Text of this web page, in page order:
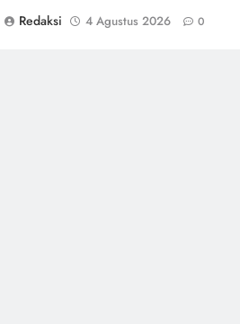
Redaksi
4 Agustus 2026 0